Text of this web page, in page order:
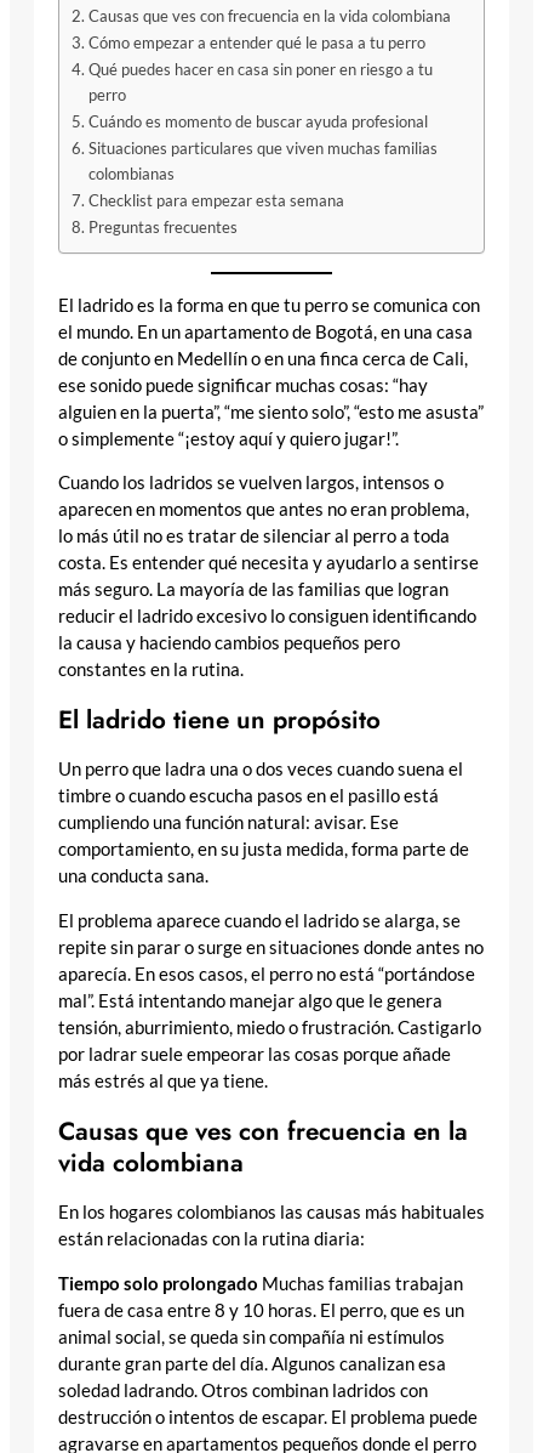
Causas que ves con frecuencia en la vida colombiana
Cómo empezar a entender qué le pasa a tu perro
Qué puedes hacer en casa sin poner en riesgo a tu
perro
Cuándo es momento de buscar ayuda profesional
Situaciones particulares que viven muchas familias
colombianas
Checklist para empezar esta semana
Preguntas frecuentes
El ladrido es la forma en que tu perro se comunica con
el mundo. En un apartamento de Bogotá, en una casa
de conjunto en Medellín o en una finca cerca de Cali,
ese sonido puede significar muchas cosas: “hay
alguien en la puerta”, “me siento solo”, “esto me asusta”
o simplemente “¡estoy aquí y quiero jugar!”.
Cuando los ladridos se vuelven largos, intensos o
aparecen en momentos que antes no eran problema,
lo más útil no es tratar de silenciar al perro a toda
costa. Es entender qué necesita y ayudarlo a sentirse
más seguro. La mayoría de las familias que logran
reducir el ladrido excesivo lo consiguen identificando
la causa y haciendo cambios pequeños pero
constantes en la rutina.
El ladrido tiene un propósito
Un perro que ladra una o dos veces cuando suena el
timbre o cuando escucha pasos en el pasillo está
cumpliendo una función natural: avisar. Ese
comportamiento, en su justa medida, forma parte de
una conducta sana.
El problema aparece cuando el ladrido se alarga, se
repite sin parar o surge en situaciones donde antes no
aparecía. En esos casos, el perro no está “portándose
mal”. Está intentando manejar algo que le genera
tensión, aburrimiento, miedo o frustración. Castigarlo
por ladrar suele empeorar las cosas porque añade
más estrés al que ya tiene.
Causas que ves con frecuencia en la
vida colombiana
En los hogares colombianos las causas más habituales
están relacionadas con la rutina diaria:
Tiempo solo prolongado Muchas familias trabajan
fuera de casa entre 8 y 10 horas. El perro, que es un
animal social, se queda sin compañía ni estímulos
durante gran parte del día. Algunos canalizan esa
soledad ladrando. Otros combinan ladridos con
destrucción o intentos de escapar. El problema puede
agravarse en apartamentos pequeños donde el perro